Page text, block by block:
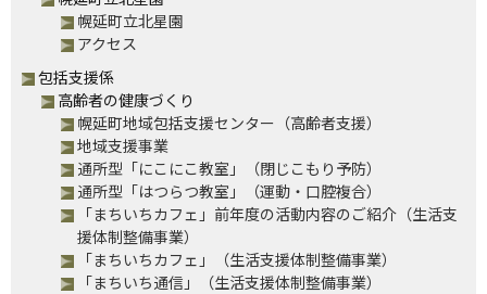
幌延町立北星園
アクセス
包括支援係
高齢者の健康づくり
幌延町地域包括支援センター（高齢者支援）
地域支援事業
通所型「にこにこ教室」（閉じこもり予防）
通所型「はつらつ教室」（運動・口腔複合）
「まちいちカフェ」前年度の活動内容のご紹介（生活支
援体制整備事業）
「まちいちカフェ」（生活支援体制整備事業）
「まちいち通信」（生活支援体制整備事業）